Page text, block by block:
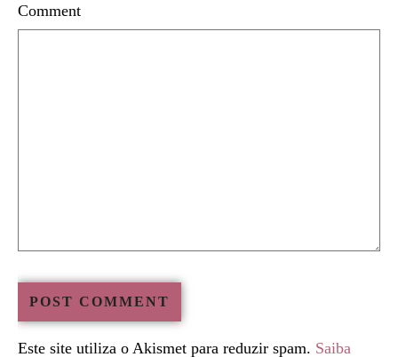
Comment
Este site utiliza o Akismet para reduzir spam. Saiba